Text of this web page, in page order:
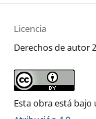
Licencia
Derechos de autor
Esta obra está